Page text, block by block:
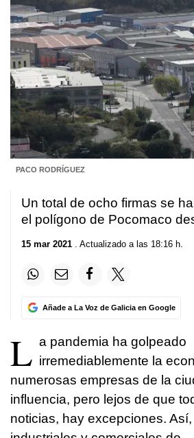
PACO RODRÍGUEZ
Un total de ocho firmas se
el polígono de Pocomaco
15 mar 2021 . Actualizado a las 18:16 h.
Añade a La Voz de Galicia en Google
L a pandemia ha golpeado
irremediablemente la
numerosas empresas de la
influencia, pero lejos de que
noticias, hay excepciones.